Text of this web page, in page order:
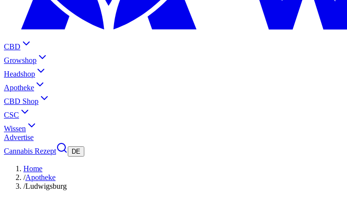
CBD
Growshop
Headshop
Apotheke
CBD Shop
CSC
Wissen
Advertise
Cannabis Rezept
DE
Home
/Apotheke
/Ludwigsburg